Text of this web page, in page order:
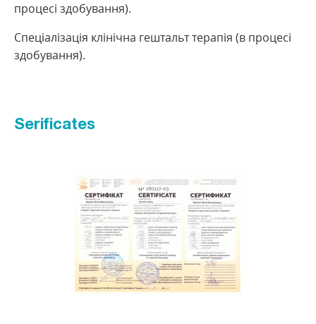
процесі здобування).
Спеціалізація клінічна гештальт терапія (в процесі
здобування).
Serificates